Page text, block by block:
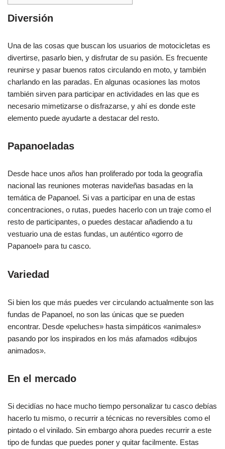
Diversión
Una de las cosas que buscan los usuarios de motocicletas es
divertirse, pasarlo bien, y disfrutar de su pasión. Es frecuente
reunirse y pasar buenos ratos circulando en moto, y también
charlando en las paradas. En algunas ocasiones las motos
también sirven para participar en actividades en las que es
necesario mimetizarse o disfrazarse, y ahí es donde este
elemento puede ayudarte a destacar del resto.
Papanoeladas
Desde hace unos años han proliferado por toda la geografía
nacional las reuniones moteras navideñas basadas en la
temática de Papanoel. Si vas a participar en una de estas
concentraciones, o rutas, puedes hacerlo con un traje como el
resto de participantes, o puedes destacar añadiendo a tu
vestuario una de estas fundas, un auténtico «gorro de
Papanoel» para tu casco.
Variedad
Si bien los que más puedes ver circulando actualmente son las
fundas de Papanoel, no son las únicas que se pueden
encontrar. Desde «peluches» hasta simpáticos «animales»
pasando por los inspirados en los más afamados «dibujos
animados».
En el mercado
Si decidías no hace mucho tiempo personalizar tu casco debías
hacerlo tu mismo, o recurrir a técnicas no reversibles como el
pintado o el vinilado. Sin embargo ahora puedes recurrir a este
tipo de fundas que puedes poner y quitar facilmente. Estas